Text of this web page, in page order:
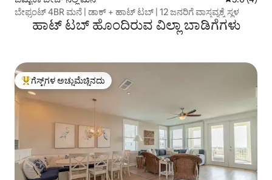
ಬೇಫ್ರಂಟ್ 4BR ಮನೆ | ಡಾಕ್ + ಹಾಟ್ ಟಬ್ | 12 ಜನರಿಗೆ ವಾಸ್ತವ್ಯಕ್ಕೆ ಸ್ಥಳ
ಹಾಟ್ ಟಬ್ ಹೊಂದಿರುವ ವಿಲ್ಲಾ ಬಾಡಿಗೆಗಳು
ಗೆಸ್ಟ್‌ಗಳಿಗೆ ಅತಿ ಹೆಚ್ಚು ಅಚ್ಚುಮೆಚ್ಚಿನದು
ಗೆಸ್ಟ್‌ಗಳ ಅಚ್ಚುಮೆಚ್ಚಿನದು